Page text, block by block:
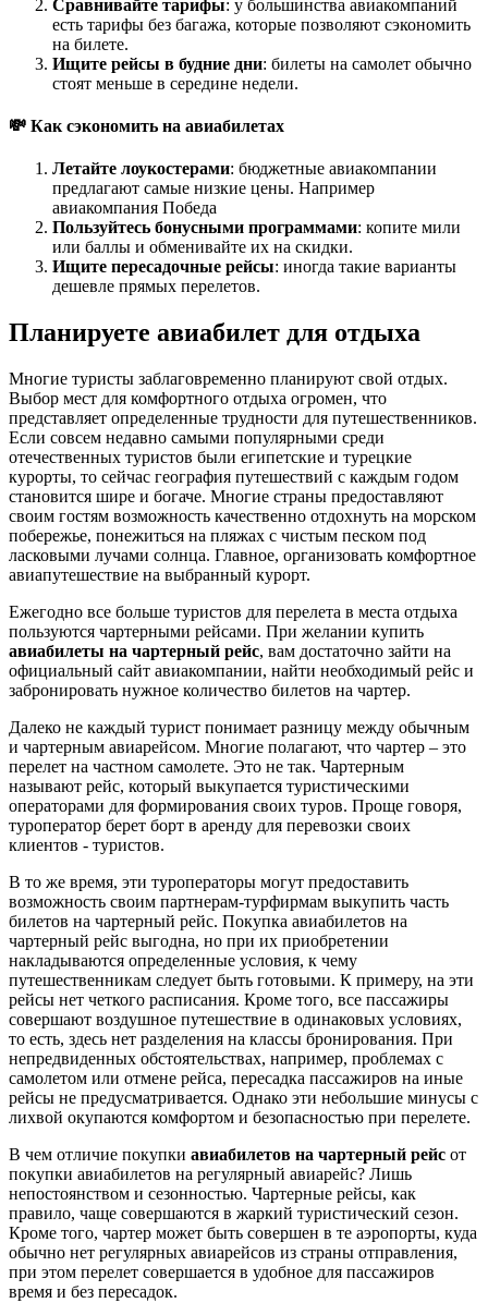
Сравнивайте тарифы: у большинства авиакомпаний
есть тарифы без багажа, которые позволяют сэкономить
на билете.
Ищите рейсы в будние дни: билеты на самолет обычно
стоят меньше в середине недели.
💸 Как сэкономить на авиабилетах
Летайте лоукостерами: бюджетные авиакомпании
предлагают самые низкие цены. Например
авиакомпания Победа
Пользуйтесь бонусными программами: копите мили
или баллы и обменивайте их на скидки.
Ищите пересадочные рейсы: иногда такие варианты
дешевле прямых перелетов.
Планируете авиабилет для отдыха
Многие туристы заблаговременно планируют свой отдых.
Выбор мест для комфортного отдыха огромен, что
представляет определенные трудности для путешественников.
Если совсем недавно самыми популярными среди
отечественных туристов были египетские и турецкие
курорты, то сейчас география путешествий с каждым годом
становится шире и богаче. Многие страны предоставляют
своим гостям возможность качественно отдохнуть на морском
побережье, понежиться на пляжах с чистым песком под
ласковыми лучами солнца. Главное, организовать комфортное
авиапутешествие на выбранный курорт.
Ежегодно все больше туристов для перелета в места отдыха
пользуются чартерными рейсами. При желании купить
авиабилеты на чартерный рейс, вам достаточно зайти на
официальный сайт авиакомпании, найти необходимый рейс и
забронировать нужное количество билетов на чартер.
Далеко не каждый турист понимает разницу между обычным
и чартерным авиарейсом. Многие полагают, что чартер – это
перелет на частном самолете. Это не так. Чартерным
называют рейс, который выкупается туристическими
операторами для формирования своих туров. Проще говоря,
туроператор берет борт в аренду для перевозки своих
клиентов - туристов.
В то же время, эти туроператоры могут предоставить
возможность своим партнерам-турфирмам выкупить часть
билетов на чартерный рейс. Покупка авиабилетов на
чартерный рейс выгодна, но при их приобретении
накладываются определенные условия, к чему
путешественникам следует быть готовыми. К примеру, на эти
рейсы нет четкого расписания. Кроме того, все пассажиры
совершают воздушное путешествие в одинаковых условиях,
то есть, здесь нет разделения на классы бронирования. При
непредвиденных обстоятельствах, например, проблемах с
самолетом или отмене рейса, пересадка пассажиров на иные
рейсы не предусматривается. Однако эти небольшие минусы с
лихвой окупаются комфортом и безопасностью при перелете.
В чем отличие покупки авиабилетов на чартерный рейс от
покупки авиабилетов на регулярный авиарейс? Лишь
непостоянством и сезонностью. Чартерные рейсы, как
правило, чаще совершаются в жаркий туристический сезон.
Кроме того, чартер может быть совершен в те аэропорты, куда
обычно нет регулярных авиарейсов из страны отправления,
при этом перелет совершается в удобное для пассажиров
время и без пересадок.